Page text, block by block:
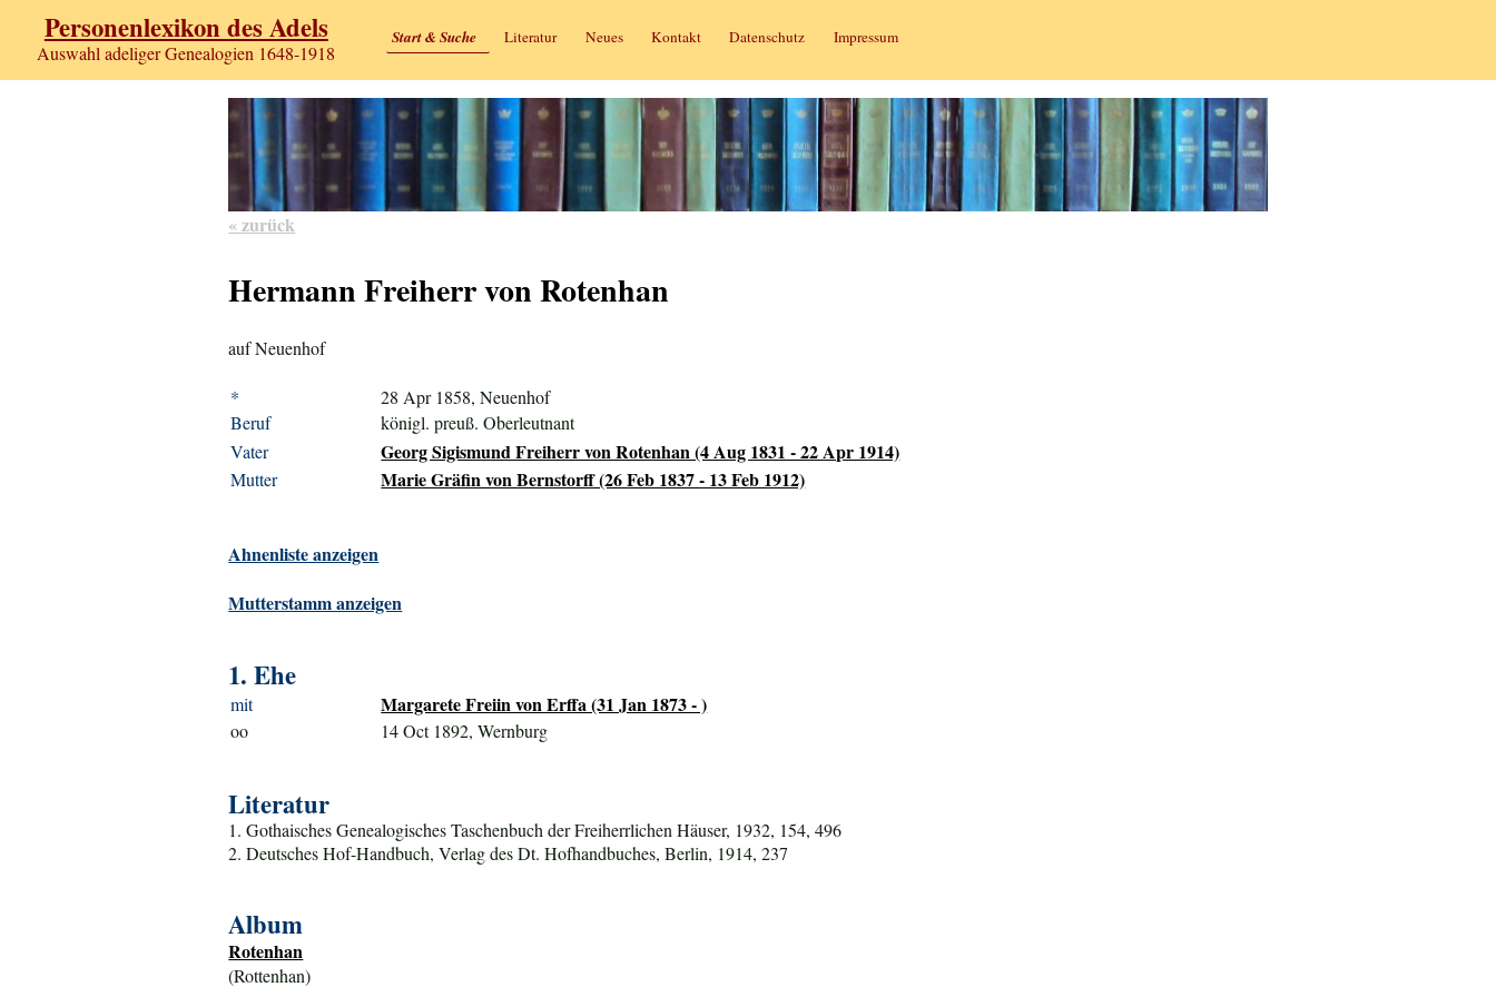
Personenlexikon des Adels
Auswahl adeliger Genealogien 1648-1918
Start & Suche Literatur Neues Kontakt Datenschutz Impressum
« zurück
Hermann Freiherr von Rotenhan
auf Neuenhof
*
28 Apr 1858, Neuenhof
Beruf
königl. preuß. Oberleutnant
Vater
Georg Sigismund Freiherr von Rotenhan (4 Aug 1831 - 22 Apr 1914)
Mutter Marie Gräfin von Bernstorff (26 Feb 1837 - 13 Feb 1912)
Ahnenliste anzeigen
Mutterstamm anzeigen
1. Ehe
mit Margarete Freiin von Erffa (31 Jan 1873 - )
oo 14 Oct 1892, Wernburg
Literatur
1. Gothaisches Genealogisches Taschenbuch der Freiherrlichen Häuser, 1932, 154, 496
2. Deutsches Hof-Handbuch, Verlag des Dt. Hofhandbuches, Berlin, 1914, 237
Album
Rotenhan
(Rottenhan)